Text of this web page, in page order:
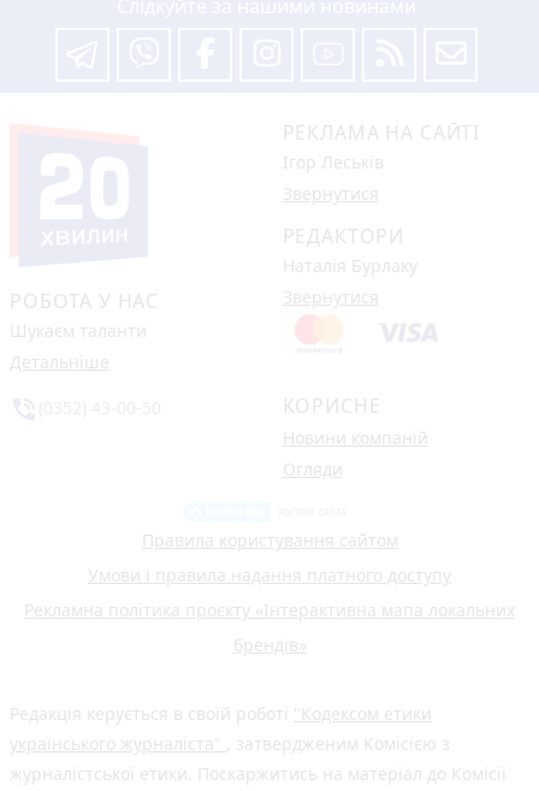
РОБОТА У НАС
Шукаєм таланти
Детальніше
РЕКЛАМА НА САЙТІ
Ігор Леськів
Звернутися
РЕДАКТОРИ
Наталія Бурлаку
Звернутися
КОРИСНЕ
Новини компаній
Огляди
Правила користування сайтом
Умови і правила надання платного доступу
Рекламна політика проєкту «Інтерактивна мапа локальних
брендів»
Редакція керується в своїй роботі "Кодексом етики
українського журналіста" , затвердженим Комісією з
журналістської етики. Поскаржитись на матеріал до Комісії